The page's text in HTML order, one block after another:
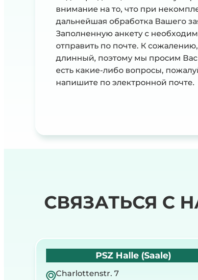
внимание на то, что при
дальнейшая обработка Вашего
Заполненную анкету с
отправить по почте. К
длинный, поэтому мы просим Вас
есть какие-либо вопросы,
напишите по электронной почте.
СВЯЗАТЬСЯ С
PSZ Halle (Saale)
Charlottenstr. 7